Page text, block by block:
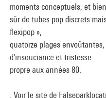
moments conceptuels, et bien
sûr de tubes pop discrets
flexipop »,
quatorze plages
d'insouciance et tristesse
propre aux années 80.
. Voir le site de